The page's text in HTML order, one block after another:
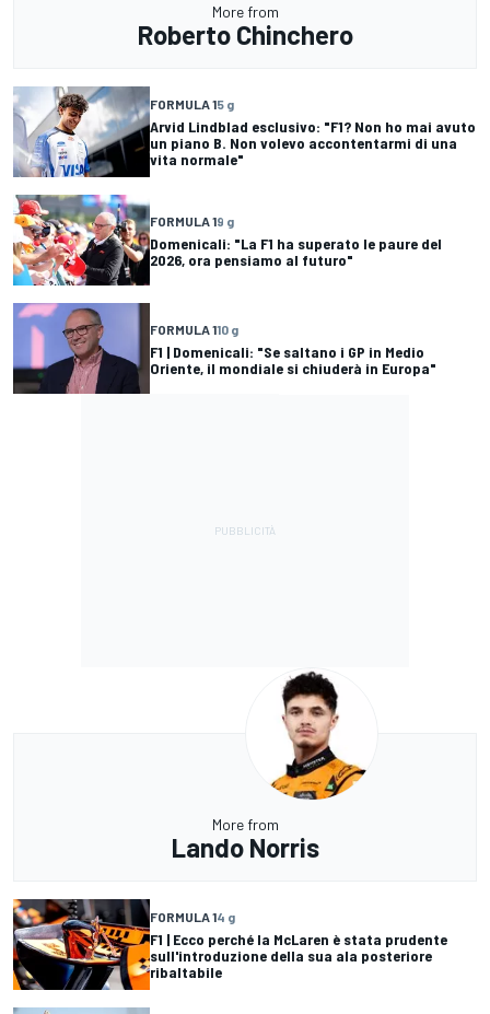
More from
Roberto Chinchero
FORMULA 15 g
Arvid Lindblad esclusivo: "F1? Non ho mai avuto
un piano B. Non volevo accontentarmi di una
vita normale"
FORMULA 19 g
Domenicali: "La F1 ha superato le paure del
2026, ora pensiamo al futuro"
FORMULA 110 g
F1 | Domenicali: "Se saltano i GP in Medio
Oriente, il mondiale si chiuderà in Europa"
More from
Lando Norris
FORMULA 14 g
F1 | Ecco perché la McLaren è stata prudente
sull'introduzione della sua ala posteriore
ribaltabile